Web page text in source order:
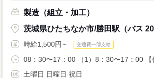
製造（組立・加工）
茨城県ひたちなか市/勝田駅（バス 20
時給1,500円～ 交通費一部支給
08：30〜17：00 （1）8：30〜17：00 【
土曜日 日曜日 祝日